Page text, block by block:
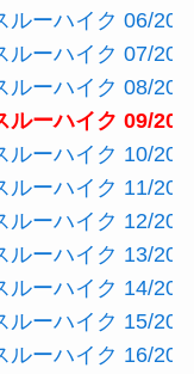
ルーハイク 06/20
ルーハイク 07/20
ルーハイク 08/20
ルーハイク 09/20
ルーハイク 10/20
ルーハイク 11/20
ルーハイク 12/20
ルーハイク 13/20
ルーハイク 14/20
ルーハイク 15/20
ルーハイク 16/20